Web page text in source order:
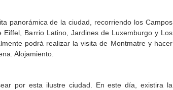
panorámica de la ciudad, recorriendo los Campos
Eiffel, Barrio Latino, Jardines de Luxemburgo y Los
podrá realizar la visita de Montmatre y hacer
Alojamiento.
por esta ilustre ciudad. En este día, existira la